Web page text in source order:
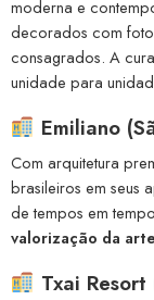
moderna e
decorados com
consagrados. A
unidade para
Emiliano
Com arquitetura
brasileiros em seus
de tempos em
valorização da
Txai